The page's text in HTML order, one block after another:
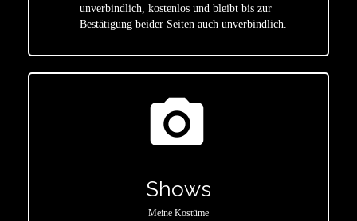
unverbindlich, kostenlos und bleibt bis zur
Bestätigung beider Seiten auch unverbindlich.
photo_camera
Shows
Meine Kostüme